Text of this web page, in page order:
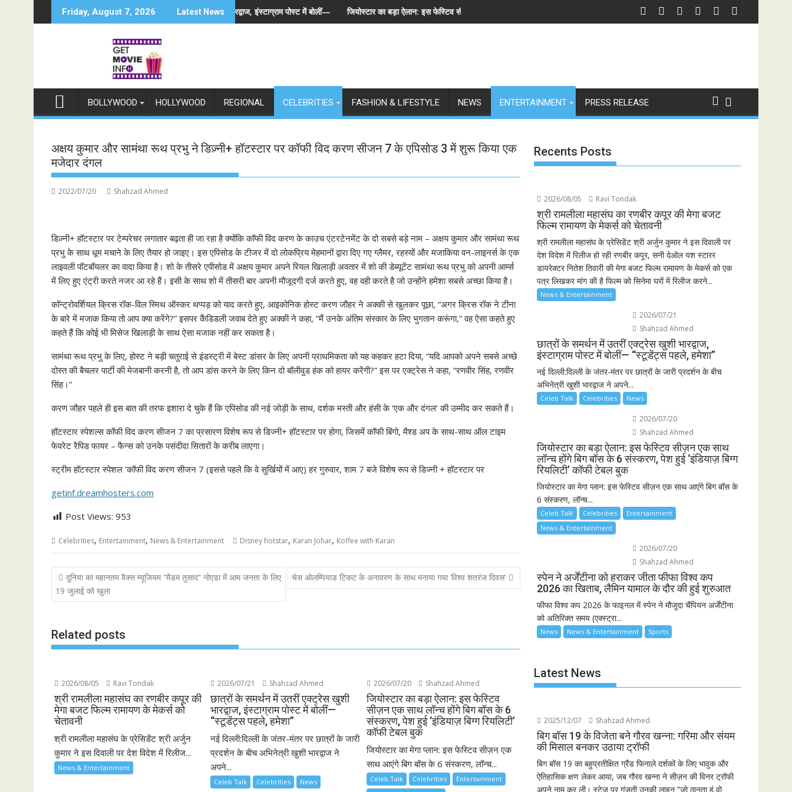
to
Friday, August 7, 2026 Latest News
रामायण के मेकर्स को चेतावनीछात्रों के समर्थन में उतरीं एक्ट्रेस खुशी भारद्वाज, इंस्टाग्राम पोस्ट में बोलीं— "स्टूडेंट्स पहले, हमेशा"जियोस्टार का बड़ा ऐलान: इस फेस्टिव सीज़न एक साथ लॉन्च होंगे बिग बॉस के 6 संस्करण, पेश हुई 'इंडियाज़ बिग्ग रियलिटी' कॉफी टेबल बुक
स्पेन ने अर्जेंटीना को हराकर जीता फीफा विश्व कप 2026 का खिताब, लैमिन यामाल के
BOLLYWOOD HOLLYWOOD REGIONAL CELEBRITIES FASHION & LIFESTYLE NEWS ENTERTAINMENT PRESS RELEASE
अक्षय कुमार और सामंथा रूथ प्रभु ने डिज़्नी+ हॉटस्टार पर कॉफी विद करण सीजन 7 के एपिसोड 3 में शुरू किया एक
मजेदार दंगल
2022/07/20 Shahzad Ahmed
डिज़्नी+ हॉटस्टार पर टेम्परेचर लगातार बढ़ता ही जा रहा है क्योंकि कॉफी विद करण के काउच एंटरटेनमेंट के दो सबसे बड़े नाम – अक्षय कुमार और सामंथा रूथ
प्रभु के साथ धूम मचाने के लिए तैयार हो जाइए। इस एपिसोड के टीजर में दो लोकप्रिय मेहमानों द्वारा दिए गए ग्लैमर, रहस्यों और मजाकिया वन-लाइनर्स के एक
लाइवली पॉटबॉयलर का वादा किया है। शो के तीसरे एपीसोड में अक्षय कुमार अपने रियल खिलाड़ी अवतार में शो की डेब्यूटेंट सामंथा रूथ प्रभु को अपनी आर्म्स
में लिए हुए एंट्री करते नजर आ रहे हैं। इसी के साथ शो में तीसरी बार अपनी मौजूदगी दर्ज करते हुए, वह वही करते है जो उन्होंने हमेशा सबसे अच्छा किया है।
कॉन्ट्रोवर्शियल क्रिस रॉक-विल स्मिथ ऑस्कर थप्पड़ को याद करते हुए, आइकोनिक होस्ट करण जौहर ने अक्की से खुलकर पूछा, “अगर क्रिस रॉक ने टीना
के बारे में मजाक किया तो आप क्या करेंगे?” इसपर कैंडिडली जवाब देते हुए अक्की ने कहा, “मैं उनके अंतिम संस्कार के लिए भुगतान करूंगा,” वह ऐसा कहते हुए
कहते हैं कि कोई भी मिसेज खिलाड़ी के साथ ऐसा मजाक नहीं कर सकता है।
सामंथा रूथ प्रभु के लिए, होस्ट ने बड़ी चतुराई से इंडस्ट्री में बेस्ट डांसर के लिए अपनी प्राथमिकता को यह कहकर हटा दिया, “यदि आपको अपने सबसे अच्छे
दोस्त की बैचलर पार्टी की मेजबानी करनी है, तो आप डांस करने के लिए किन दो बॉलीवुड हंक को हायर करेंगी?” इस पर एक्ट्रेस ने कहा, “रणवीर सिंह, रणवीर
सिंह।”
करण जौहर पहले ही इस बात की तरफ इशारा दे चुके हैं कि एपिसोड की नई जोड़ी के साथ, दर्शक मस्ती और हंसी के ‘एक और दंगल’ की उम्मीद कर सकते हैं।
हॉटस्टार स्पेशल्स कॉफी विद करण सीजन 7 का प्रसारण विशेष रूप से डिज्नी+ हॉटस्टार पर होगा, जिसमें कॉफी बिंगो, मैश्ड अप के साथ-साथ ऑल टाइम
फेवरेट रैपिड फायर – फैन्स को उनके पसंदीदा सितारों के करीब लाएगा।
स्ट्रीम हॉटस्टार स्पेशल ‘कॉफी विद करण सीजन 7 (इससे पहले कि वे सुर्खियों में आए) हर गुरुवार, शाम 7 बजे विशेष रूप से डिज्नी + हॉटस्टार पर
getinf.dreamhosters.com
Post Views: 953
Celebrities, Entertainment, News & Entertainment Disney hotstar, Karan Johar, Koffee with Karan
Post
navigation
दुनिया का महानतम वैक्स म्यूजियम “मैडम तुसाद” नोएडा में आम जनता के लिए
19 जुलाई को खुला
चेस ओलम्पियाड टिकट के अनावरण के साथ मनाया गया ‘विश्व शतरंज दिवस’
Related posts
2026/08/05 Ravi Tondak
श्री रामलीला महासंघ का रणबीर कपूर की
मेगा बजट फिल्म रामायण के मेकर्स को
चेतावनी
श्री रामलीला महासंघ के प्रेसिडेंट श्री अर्जुन
कुमार ने इस दिवाली पर देश विदेश में रिलीज...
News & Entertainment
2026/07/21 Shahzad Ahmed
छात्रों के समर्थन में उतरीं एक्ट्रेस खुशी
भारद्वाज, इंस्टाग्राम पोस्ट में बोलीं—
“स्टूडेंट्स पहले, हमेशा”
नई दिल्ली:दिल्ली के जंतर-मंतर पर छात्रों के जारी
प्रदर्शन के बीच अभिनेत्री खुशी भारद्वाज ने
अपने...
Celeb Talk Celebrities News
2026/07/20 Shahzad Ahmed
जियोस्टार का बड़ा ऐलान: इस फेस्टिव
सीज़न एक साथ लॉन्च होंगे बिग बॉस के 6
संस्करण, पेश हुई ‘इंडियाज़ बिग्ग रियलिटी’
कॉफी टेबल बुक
जियोस्टार का मेगा प्लान: इस फेस्टिव सीज़न एक
साथ आएंगे बिग बॉस के 6 संस्करण, लॉन्च...
Celeb Talk Celebrities
Entertainment
Recents Posts
2026/08/05 Ravi Tondak
श्री रामलीला महासंघ का रणबीर कपूर की मेगा बजट
फिल्म रामायण के मेकर्स को चेतावनी
श्री रामलीला महासंघ के प्रेसिडेंट श्री अर्जुन कुमार ने इस दिवाली पर
देश विदेश में रिलीज हो रही रणबीर कपूर, सनी देओल यश स्टारर
डायरेक्टर नितेश तिवारी की मेगा बजट फिल्म रामायण के मेकर्स को एक
पत्र लिखकर मांग की है फिल्म को सिनेमा घरों में रिलीज करने...
News & Entertainment
2026/07/21
Shahzad Ahmed
छात्रों के समर्थन में उतरीं एक्ट्रेस खुशी भारद्वाज,
इंस्टाग्राम पोस्ट में बोलीं— “स्टूडेंट्स पहले, हमेशा”
नई दिल्ली:दिल्ली के जंतर-मंतर पर छात्रों के जारी प्रदर्शन के बीच
अभिनेत्री खुशी भारद्वाज ने अपने...
Celeb Talk Celebrities News
2026/07/20
Shahzad Ahmed
जियोस्टार का बड़ा ऐलान: इस फेस्टिव सीज़न एक साथ
लॉन्च होंगे बिग बॉस के 6 संस्करण, पेश हुई ‘इंडियाज़ बिग्ग
रियलिटी’ कॉफी टेबल बुक
जियोस्टार का मेगा प्लान: इस फेस्टिव सीज़न एक साथ आएंगे बिग बॉस के
6 संस्करण, लॉन्च...
Celeb Talk Celebrities
Entertainment
News & Entertainment
2026/07/20
Shahzad Ahmed
स्पेन ने अर्जेंटीना को हराकर जीता फीफा विश्व कप
2026 का खिताब, लैमिन यामाल के दौर की हुई शुरुआत
फीफा विश्व कप 2026 के फाइनल में स्पेन ने मौजूदा चैंपियन अर्जेंटीना
को अतिरिक्त समय (एक्स्ट्रा...
News News & Entertainment Sports
Latest News
2025/12/07 Shahzad Ahmed
बिग बॉस 19 के विजेता बने गौरव खन्ना: गरिमा और संयम
की मिसाल बनकर उठाया ट्रॉफी
बिग बॉस 19 का बहुप्रतीक्षित ग्रैंड फिनाले दर्शकों के लिए भावुक और
ऐतिहासिक क्षण लेकर आया, जब गौरव खन्ना ने सीज़न की विनर ट्रॉफी
अपने नाम कर ली। स्टेज पर गूंजती उनकी लाइन “जो ठानता हूं वो